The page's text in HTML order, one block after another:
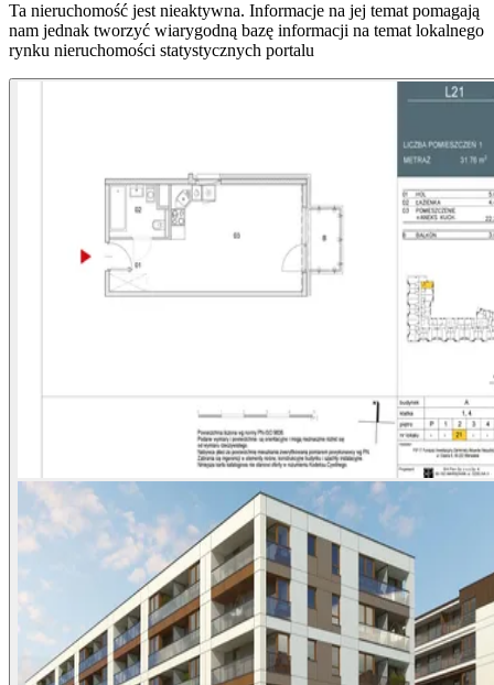
Ta nieruchomość jest nieaktywna. Informacje na jej temat pomagają
nam jednak tworzyć wiarygodną bazę informacji na temat lokalnego
rynku nieruchomości statystycznych portalu